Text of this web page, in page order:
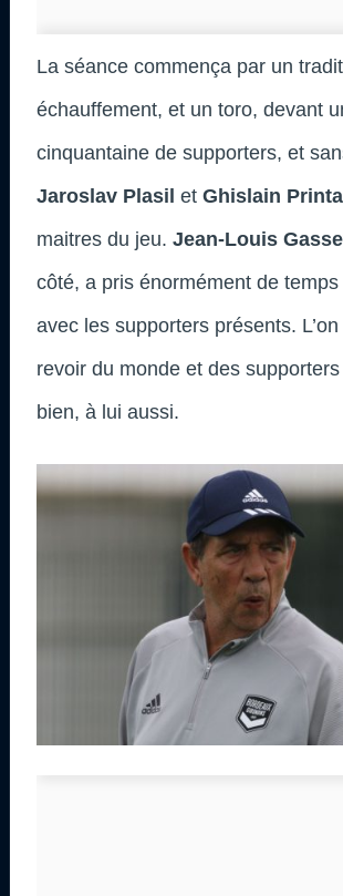
La séance commença par un
échauffement, et un toro, devant
cinquantaine de supporters, et
Jaroslav Plasil et Ghislain
maitres du jeu. Jean-Louis
côté, a pris énormément de
avec les supporters présents.
revoir du monde et des
bien, à lui aussi.